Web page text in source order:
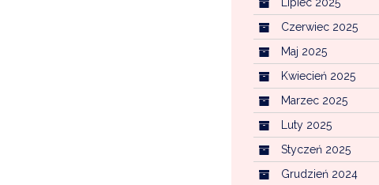
Czerwiec 2025
Maj 2025
Kwiecień 2025
Marzec 2025
Luty 2025
Styczeń 2025
Grudzień 2024